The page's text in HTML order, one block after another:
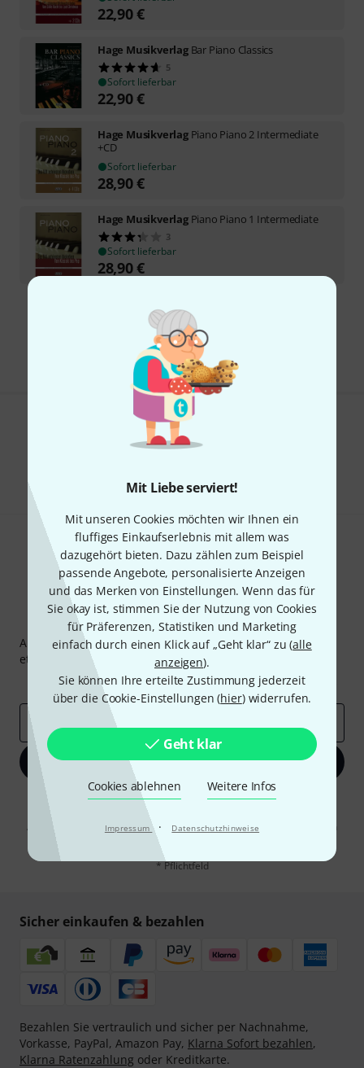
Mit Liebe serviert!
Mit unseren Cookies möchten wir Ihnen ein
fluffiges Einkaufserlebnis mit allem was
dazugehört bieten. Dazu zählen zum Beispiel
passende Angebote, personalisierte Anzeigen
und das Merken von Einstellungen. Wenn das für
Sie okay ist, stimmen Sie der Nutzung von Cookies
für Präferenzen, Statistiken und Marketing
einfach durch einen Klick auf „Geht klar“ zu (alle
anzeigen).
Sie können Ihre erteilte Zustimmung jederzeit
über die Cookie-Einstellungen (hier) widerrufen.
Geht klar
Cookies ablehnen Weitere Infos
Impressum · Datenschutzhinweise
22,90€
Hage Musikverlag Bar Piano Classics
5
Sofort lieferbar
22,90€
Hage Musikverlag Piano Piano 2 Intermediate
+CD
Sofort lieferbar
28,90€
Hage Musikverlag Piano Piano 1 Intermediate
3
Sofort lieferbar
28,90€
Kostenloser Versand ab 29 €
Alle Preise inkl. MwSt.
Gefällt Ihnen, was Sie sehen?
Thomann Newsletter
Abonniere den Thomann Newsletter und gewinne mit
etwas Glück einen von
50 Gutscheinen
Inspirierende Beiträge
Deals Thomann Insights
E-Mail-Adresse*
Jetzt anmelden
Mit Klick auf „Jetzt anmelden“ stimmen Sie dem Erhalt von E-Mail-
Werbung und einer Messung des E-Mail-Nutzungsverhaltens zu. Die
Abmeldung ist jederzeit möglich. Weitere Informationen finden Sie in
Datenschutzhinweisen
* Pflichtfeld
Sicher einkaufen & bezahlen
Bezahlen Sie vertraulich und sicher per Nachnahme,
Vorkasse, PayPal, Amazon Pay, Klarna Sofort bezahlen,
Klarna Ratenzahlung oder Kreditkarte.